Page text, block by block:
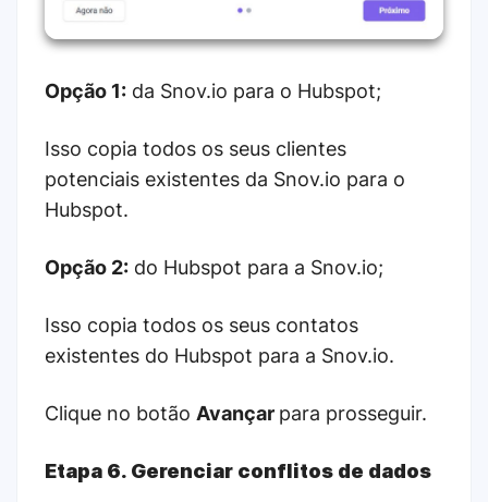
Opção 1: da Snov.io para o Hubspot;
Isso copia todos os seus clientes
potenciais existentes da Snov.io para o
Hubspot.
Opção 2: do Hubspot para a Snov.io;
Isso copia todos os seus contatos
existentes do Hubspot para a Snov.io.
Clique no botão Avançar para prosseguir.
Etapa 6. Gerenciar conflitos de dados